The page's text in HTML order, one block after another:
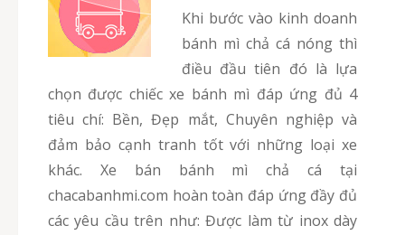
Khi bước vào kinh doanh
bánh mì chả cá nóng thì
điều đầu tiên đó là lựa
chọn được chiếc xe bánh mì đáp ứng đủ 4
tiêu chí: Bền, Đẹp mắt, Chuyên nghiệp và
đảm bảo cạnh tranh tốt với những loại xe
khác. Xe bán bánh mì chả cá tại
chacabanhmi.com hoàn toàn đáp ứng đầy đủ
các yêu cầu trên như: Được làm từ inox dày